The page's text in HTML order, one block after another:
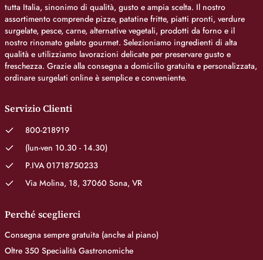
tutta Italia, sinonimo di qualità, gusto e ampia scelta. Il nostro
assortimento comprende pizze, patatine fritte, piatti pronti, verdure
surgelate, pesce, carne, alternative vegetali, prodotti da forno e il
nostro rinomato gelato gourmet. Selezioniamo ingredienti di alta
qualità e utilizziamo lavorazioni delicate per preservare gusto e
freschezza. Grazie alla consegna a domicilio gratuita e personalizzata,
ordinare surgelati online è semplice e conveniente.
Servizio Clienti
800-218919
(lun-ven 10.30 - 14.30)
P.IVA 01718750233
Via Molina, 18, 37060 Sona, VR
Perché sceglierci
Consegna sempre gratuita (anche al piano)
Oltre 350 Specialità Gastronomiche